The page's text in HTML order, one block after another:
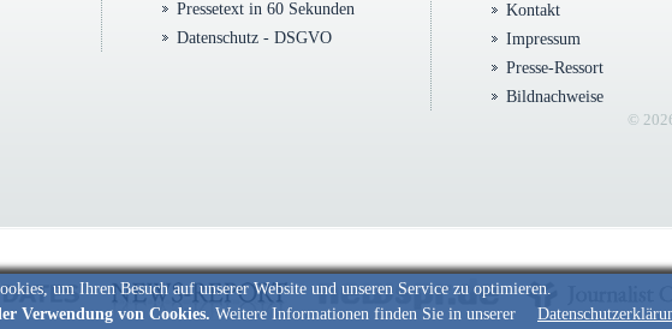
um Ihren Besuch auf unserer Website und unseren Service zu optimieren.
Verwendung von Cookies. Weitere Informationen finden Sie in unserer
Pressetext in 60 Sekunden
Datenschutz - DSGVO
Kontakt
Impressum
Presse-Ressort
Bildnachweise
©